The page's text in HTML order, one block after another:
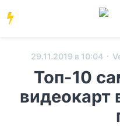
29.11.2019 в 10:04 ·
Топ-10
видеокарт